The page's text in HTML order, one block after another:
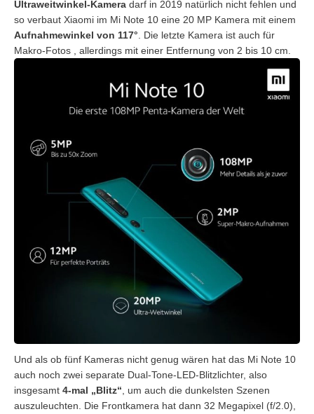
Ultraweitwinkel-Kamera darf in 2019 natürlich nicht fehlen und
so verbaut Xiaomi im Mi Note 10 eine 20 MP Kamera mit einem
Aufnahmewinkel von 117°. Die letzte Kamera ist auch für
Makro-Fotos , allerdings mit einer Entfernung von 2 bis 10 cm.
Und als ob fünf Kameras nicht genug wären hat das Mi Note 10
auch noch zwei separate Dual-Tone-LED-Blitzlichter, also
insgesamt 4-mal „Blitz“, um auch die dunkelsten Szenen
auszuleuchten. Die Frontkamera hat dann 32 Megapixel (f/2.0),